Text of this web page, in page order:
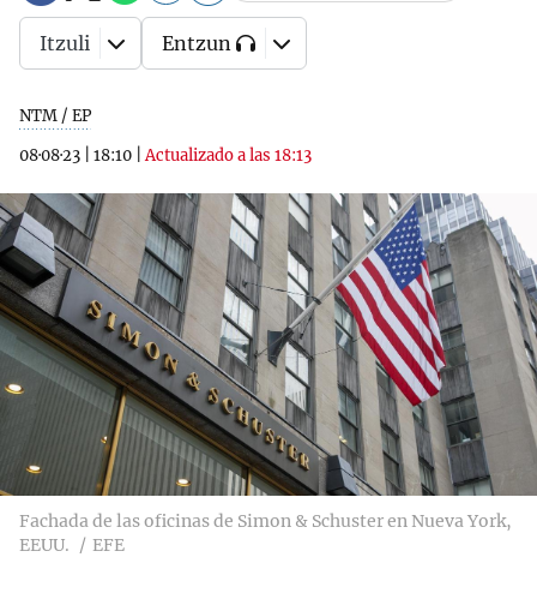
NTM / EP
08·08·23
18:10 |Actualizado a las 18:13
Itzuli Entzun
Fachada de las oficinas de Simon & Schuster en Nueva York,
EEUU.
EFE